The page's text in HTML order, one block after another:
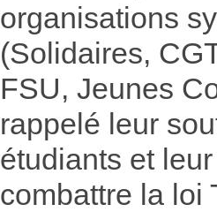
organisations
(Solidaires,
FSU, Jeunes
rappelé leur
étudiants et
combattre la loi